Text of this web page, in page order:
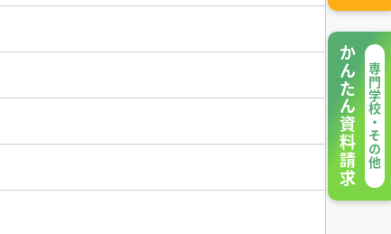
専門学校・その他
かんたん資料請求